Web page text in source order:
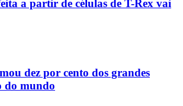
a partir de células de T-Rex vai
dez por cento dos grandes
do mundo